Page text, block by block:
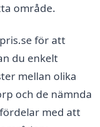
område.
för att
du enkelt
mellan olika
och de nämnda
med att